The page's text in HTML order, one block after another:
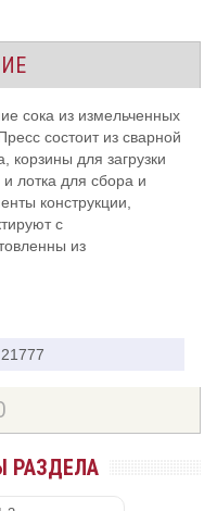
сока из измельченных
состоит из сварной
корзины для загрузки
лотка для сбора и
конструкции,
с
из
21777
РАЗДЕЛА